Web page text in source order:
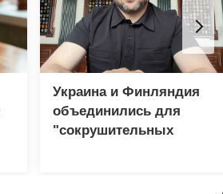
Украина и Финляндия
объединились для
"сокрушительных